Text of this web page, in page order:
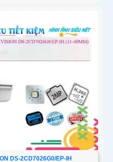
DS-2CD7026G0/EP-IH